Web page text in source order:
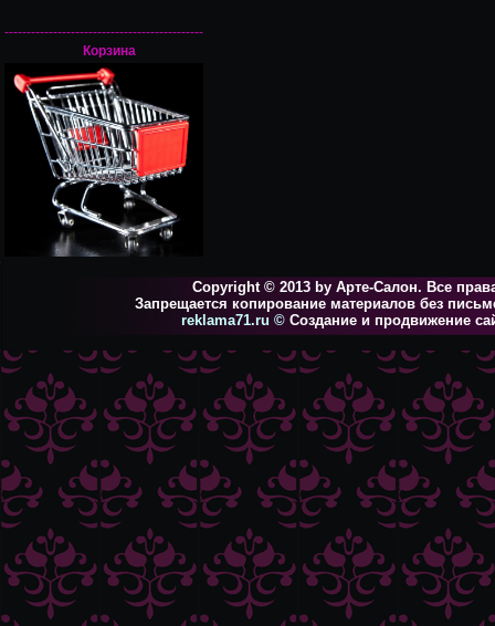
---------------------------------------------
Корзина
Copyright © 2013 by Арте-Салон. Все
Запрещается копирование материалов без
reklama71.ru © Создание и продвижение